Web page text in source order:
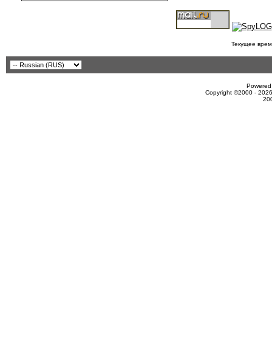
Текущее
Copyright ©2000 -